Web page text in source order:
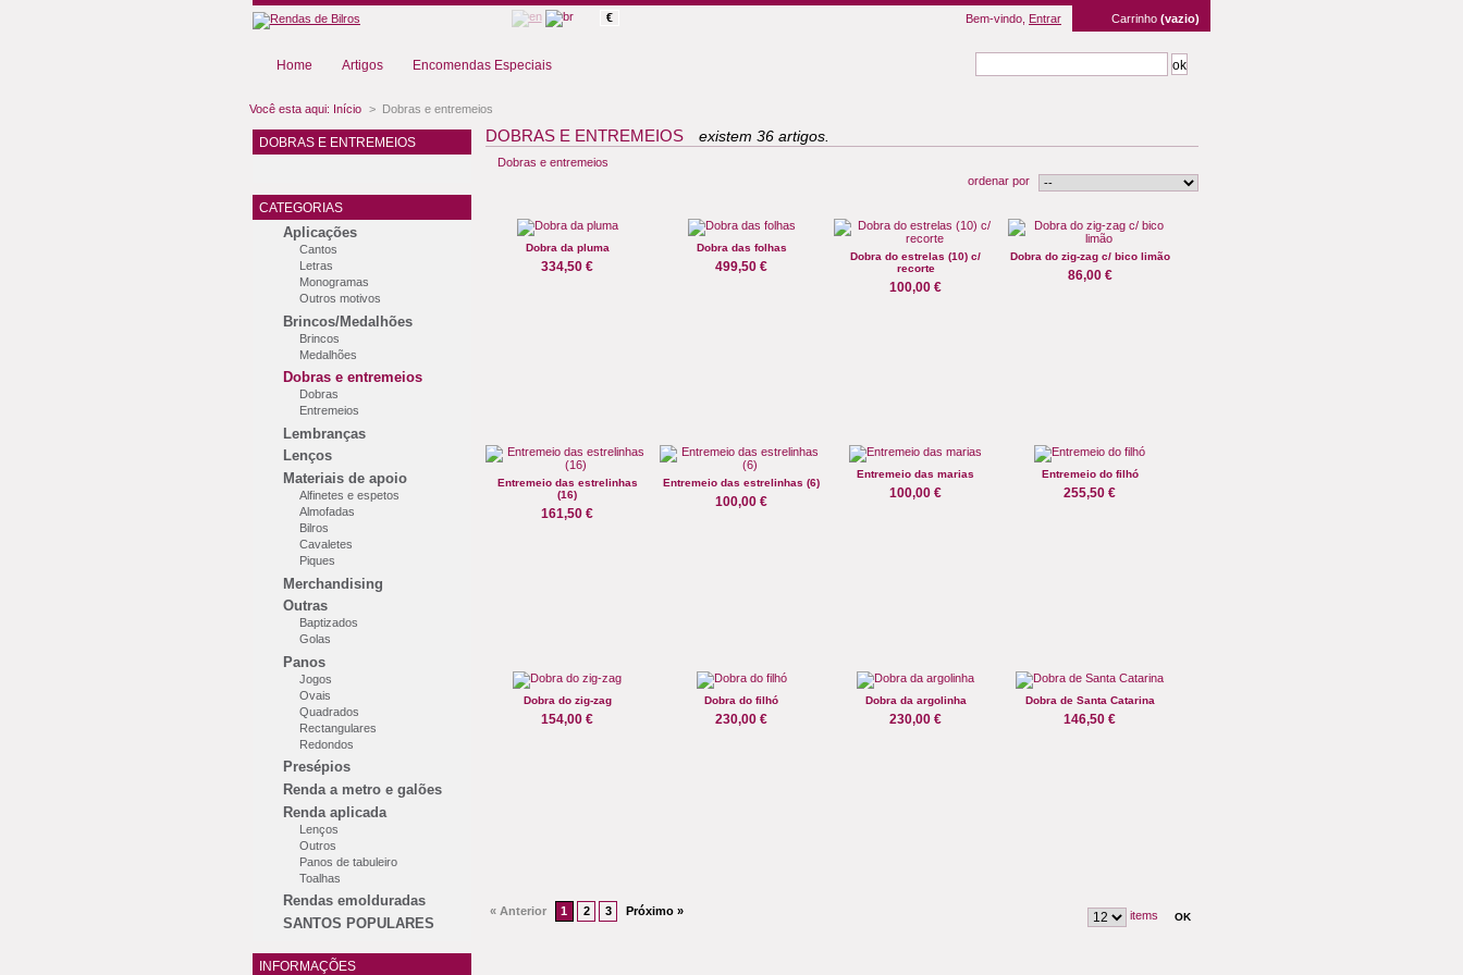
€ Carrinho (vazio)
Bem-vindo, Entrar
Home Artigos Encomendas Especiais
DOBRAS E ENTREMEIOS
CATEGORIAS
Aplicações
Cantos
Letras
Monogramas
Outros motivos
Brincos/Medalhões
Brincos
Medalhões
Dobras e entremeios
Dobras
Entremeios
Lembranças
Lenços
Materiais de apoio
Alfinetes e espetos
Almofadas
Bilros
Cavaletes
Piques
Merchandising
Outras
Baptizados
Golas
Panos
Jogos
Ovais
Quadrados
Rectangulares
Redondos
Presépios
Renda a metro e galões
Renda aplicada
Lenços
Outros
Panos de tabuleiro
Toalhas
Rendas emolduradas
SANTOS POPULARES
INFORMAÇÕES
Você esta aqui: Início > Dobras e entremeios
DOBRAS E ENTREMEIOS existem 36 artigos.
Dobras e entremeios
ordenar por
Dobra da pluma
334,50 €
Dobra das folhas
499,50 €
Dobra do estrelas (10) c/
recorte
100,00 €
Dobra do zig-zag c/ bico limão
86,00 €
Entremeio das estrelinhas
(16)
161,50 €
Entremeio das estrelinhas (6)
100,00 €
Entremeio das marias
100,00 €
Entremeio do filhó
255,50 €
Dobra do zig-zag
154,00 €
Dobra do filhó
230,00 €
Dobra da argolinha
230,00 €
Dobra de Santa Catarina
146,50 €
« Anterior 1 2 3 Próximo » items